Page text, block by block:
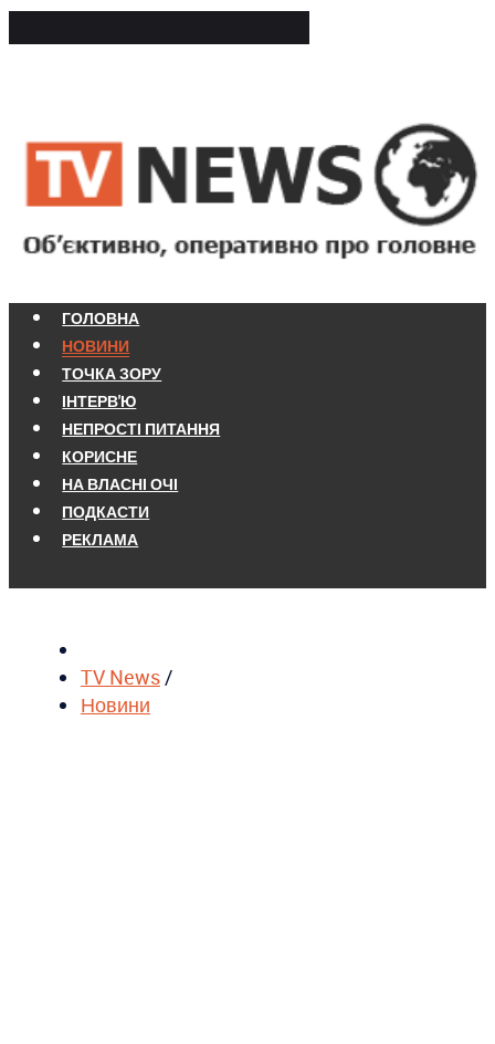
ГОЛОВНА
НОВИНИ
ТОЧКА ЗОРУ
ІНТЕРВ'Ю
НЕПРОСТІ ПИТАННЯ
КОРИСНЕ
НА ВЛАСНІ ОЧІ
ПОДКАСТИ
РЕКЛАМА
TV News/
Новини